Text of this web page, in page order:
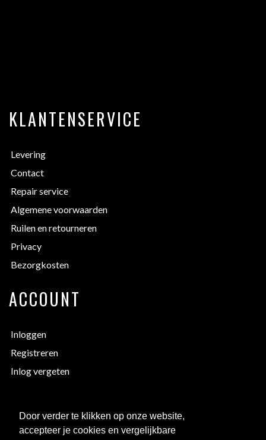
Door verder te klikken op onze website,
accepteer je cookies en vergelijkbare
KLANTENSERVICE
Levering
Contact
Repair service
Algemene voorwaarden
Ruilen en retourneren
Privacy
Bezorgkosten
ACCOUNT
Inloggen
Registreren
Inlog vergeten